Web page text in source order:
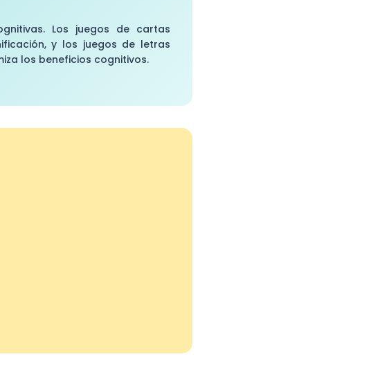
Los juegos de cartas
y los juegos de letras
los beneficios cognitivos.